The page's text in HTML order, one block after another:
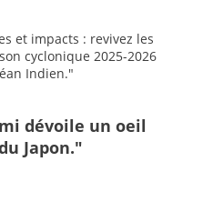
et impacts : revivez les
cyclonique 2025-2026
Indien."
dévoile un oeil
Japon."